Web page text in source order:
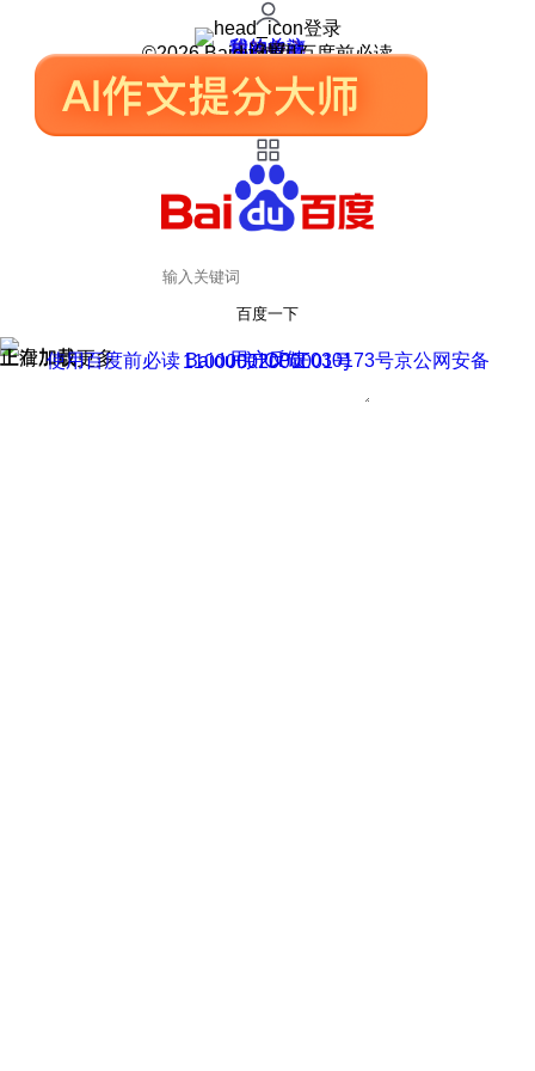
登录
我的关注
我的收藏
皮肤中心
用户反馈
设置
©2026 Baidu 使用百度前必读
百度一下
正在加载
上滑加载更多 用户反馈
使用百度前必读 Baidu 京ICP证030173号
京公网安备11000002000001号